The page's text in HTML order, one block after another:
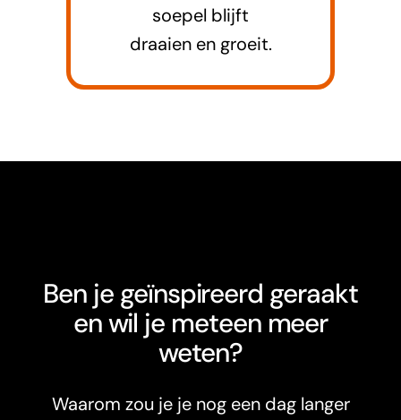
soepel blijft
draaien en groeit.
Ben je geïnspireerd geraakt
en wil je meteen meer
weten?
Waarom zou je je nog een dag langer